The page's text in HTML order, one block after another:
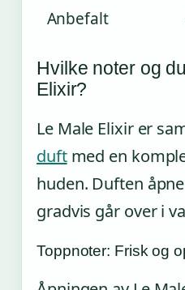
Anbefalt
Hvilke noter og
Elixir?
Le Male Elixir er
duftmed en
huden. Duften
gradvis går over i
Toppnoter: Frisk og